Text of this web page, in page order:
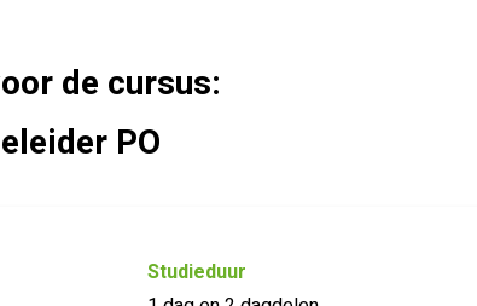
de cursus:
PO
Studieduur